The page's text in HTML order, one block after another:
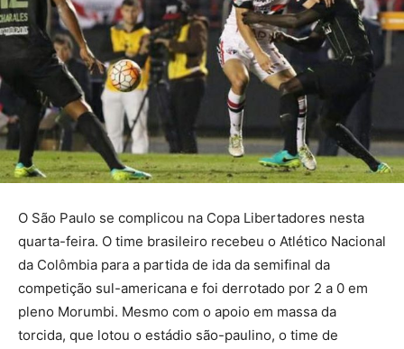
O São Paulo se complicou na Copa Libertadores nesta
quarta-feira. O time brasileiro recebeu o Atlético Nacional
da Colômbia para a partida de ida da semifinal da
competição sul-americana e foi derrotado por 2 a 0 em
pleno Morumbi. Mesmo com o apoio em massa da
torcida, que lotou o estádio são-paulino, o time de